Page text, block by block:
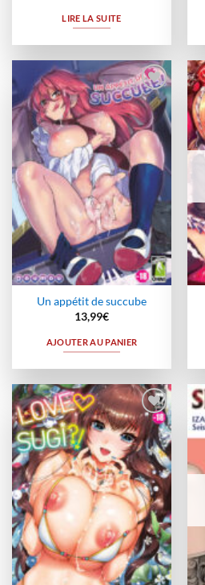
LIRE LA SUITE
Ajouter
à la
wishlist
Un appétit de succube
13,99€
AJOUTER AU PANIER
Ajouter
à la
wishlist